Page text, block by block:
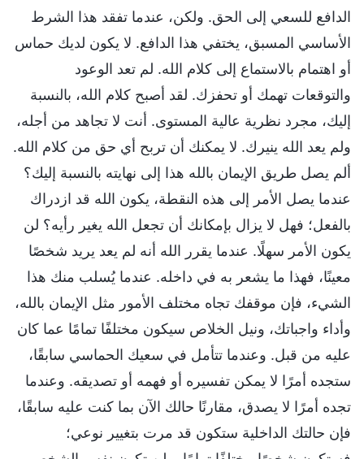
الدافع للسعي إلى الحق. ولكن، عندما تفقد هذا الشرط
الأساسي المسبق، يختفي هذا الدافع. لا يكون لديك حماس
أو اهتمام بالاستماع إلى كلام الله. لم تعد الوعود
والتوقعات تهمك أو تحفزك. لقد أصبح كلام الله، بالنسبة
إليك، مجرد نظرية عالية المستوى. أنت لا تجاهد من أجله،
ولم يعد الله ينيرك. لا يمكنك أن تربح أي حق من كلام الله.
ألم يصل طريق الإيمان بالله هذا إلى نهايته بالنسبة إليك؟
عندما يصل الأمر إلى هذه النقطة، يكون الله قد ازدراك
بالفعل؛ فهل لا يزال بإمكانك أن تجعل الله يغير رأيه؟ لن
يكون الأمر سهلًا. عندما يقرر الله أنه لم يعد يريد شخصًا
معينًا، فهذا ما يشعر به في داخله. عندما يُسلب منك هذا
الشيء، فإن موقفك تجاه مختلف الأمور مثل الإيمان بالله،
وأداء واجباتك، ونيل الخلاص سيكون مختلفًا تمامًا عما كان
عليه من قبل. وعندما تتأمل في سعيك الحماسي سابقًا،
ستجده أمرًا لا يمكن تفسيره أو فهمه أو تصديقه. وعندما
تجده أمرًا لا يصدق، مقارنًا حالك الآن بما كنت عليه سابقًا،
فإن حالتك الداخلية ستكون قد مرت بتغيير نوعي؛